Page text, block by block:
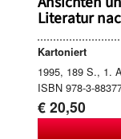
Literatur
Kartoniert
1995, 189 S., 1.
ISBN 978-3-
€ 20,50